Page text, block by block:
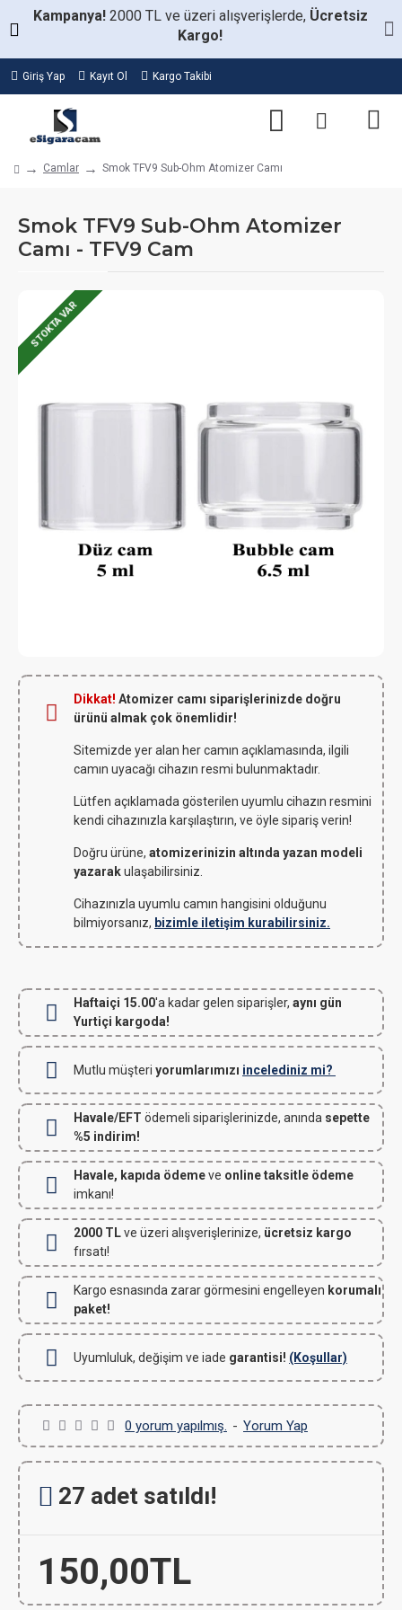
Kampanya! 2000 TL ve üzeri alışverişlerde, Ücretsiz
Kargo!
Giriş Yap Kayıt Ol Kargo Takibi
Camlar Smok TFV9 Sub-Ohm Atomizer Camı
Smok TFV9 Sub-Ohm Atomizer
Camı - TFV9 Cam
STOKTA VAR
Dikkat! Atomizer camı siparişlerinizde doğru
ürünü almak çok önemlidir!
Sitemizde yer alan her camın açıklamasında, ilgili
camın uyacağı cihazın resmi bulunmaktadır.
Lütfen açıklamada gösterilen uyumlu cihazın resmini
kendi cihazınızla karşılaştırın, ve öyle sipariş verin!
Doğru ürüne, atomizerinizin altında yazan modeli
yazarakulaşabilirsiniz.
Cihazınızla uyumlu camın hangisini olduğunu
bilmiyorsanız, bizimle iletişim kurabilirsiniz.
Haftaiçi 15.00'a kadar gelen siparişler, aynı gün
Yurtiçi kargoda!
Mutlu müşteri yorumlarımızı incelediniz mi?
Havale/EFT ödemeli siparişlerinizde, anında sepette
%5 indirim!
Havale, kapıda ödemeve online taksitle ödeme
imkanı!
2000 TLve üzeri alışverişlerinize, ücretsiz kargo
fırsatı!
Kargo esnasında zarar görmesini engelleyen korumalı
paket!
Uyumluluk, değişim ve iade garantisi! (Koşullar)
0 yorum yapılmış. - Yorum Yap
150,00TL
27 adet satıldı!